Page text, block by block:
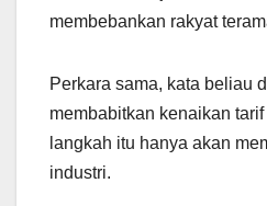
membebankan rakyat
Perkara sama, kata beliau
membabitkan kenaikan
langkah itu hanya akan
industri.